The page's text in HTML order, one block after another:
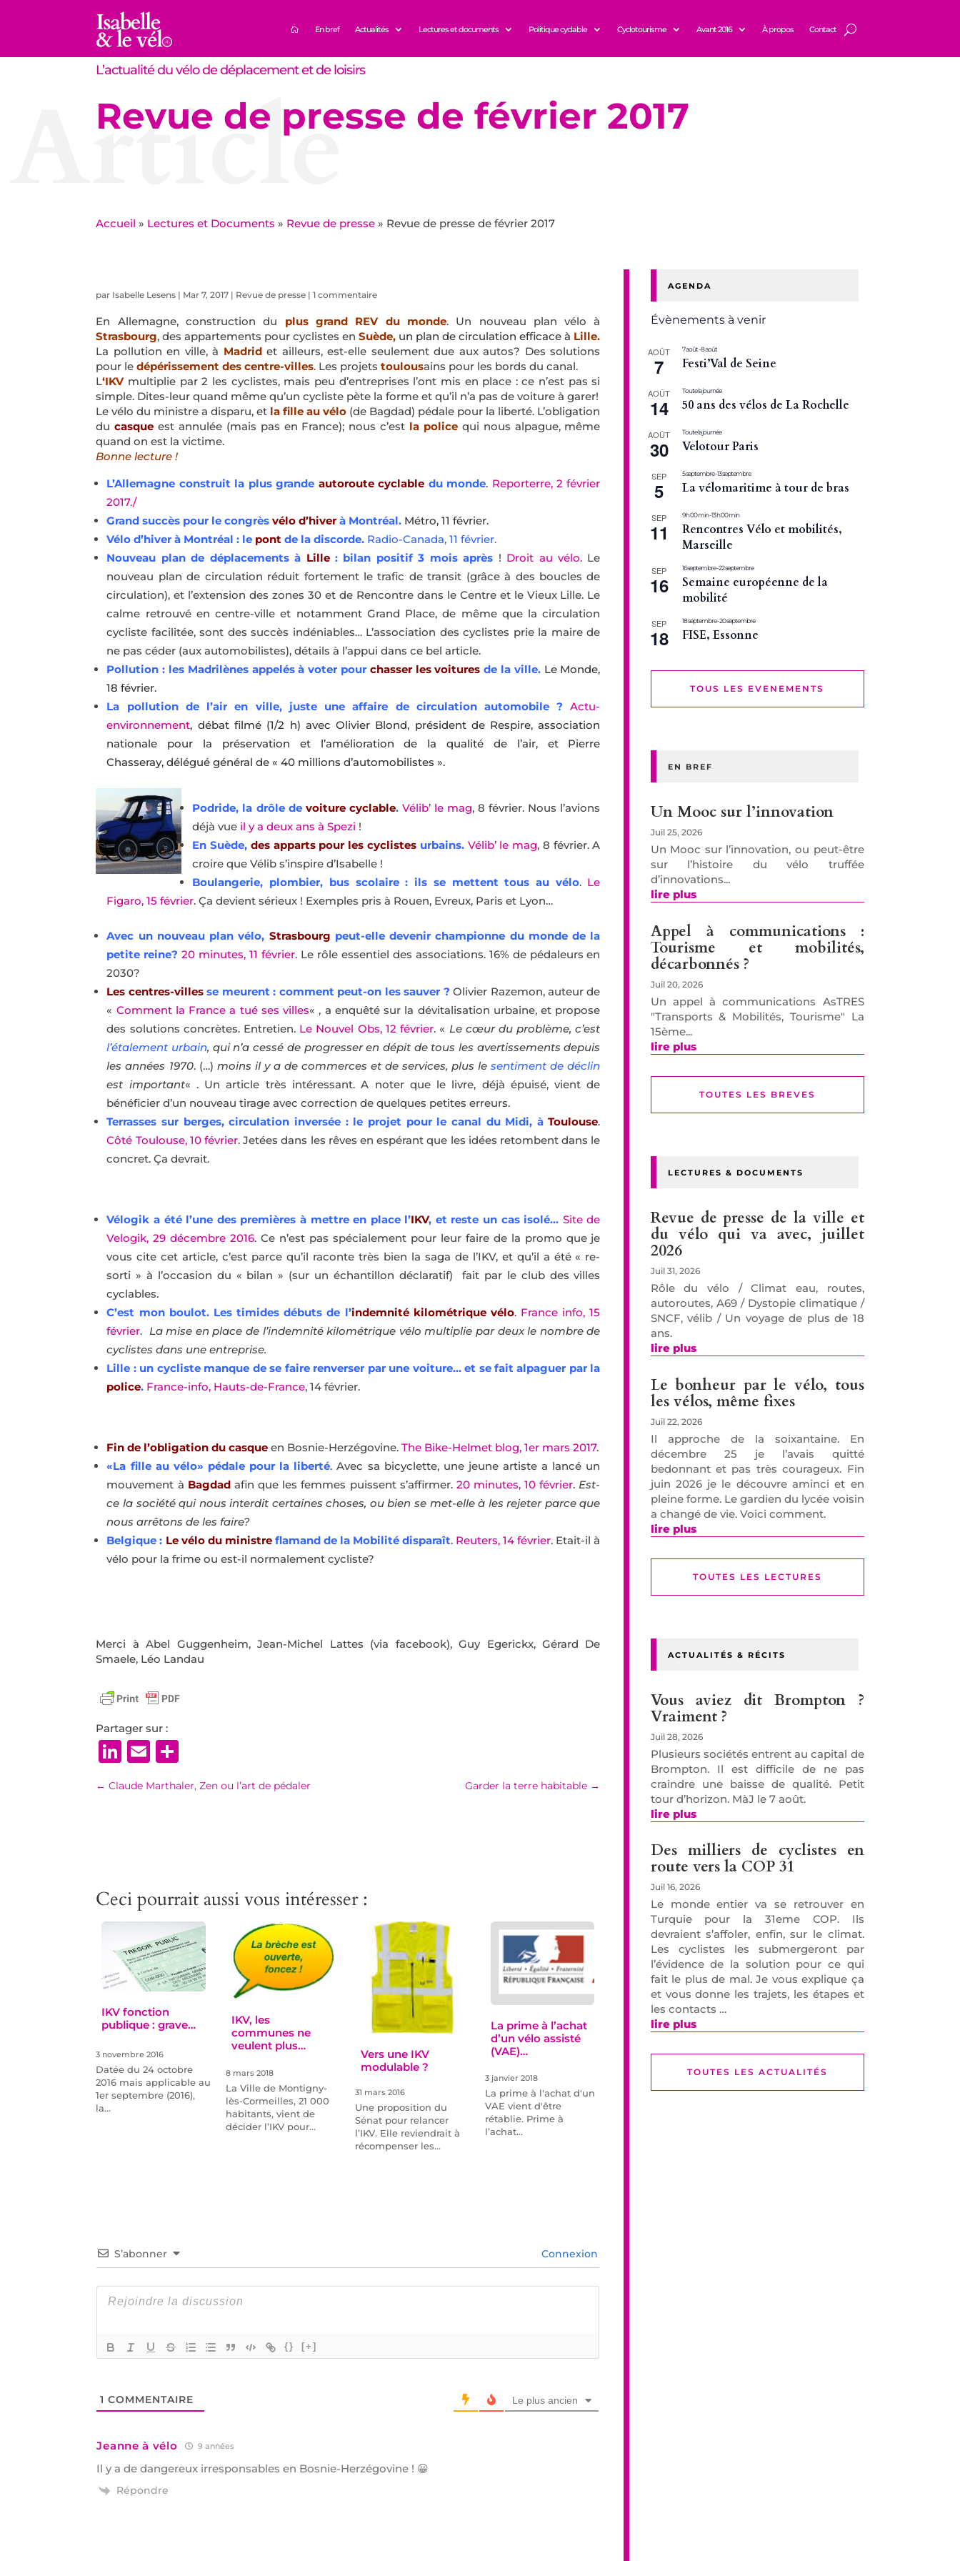
En bref Actualités Lectures et documents Politique cyclable Cyclotourisme Avant 2016 À propos Contact
L’actualité du vélo de déplacement et de loisirs
Revue de presse de février 2017
Article
Accueil » Lectures et Documents » Revue de presse » Revue de presse de février 2017
par Isabelle Lesens | Mar 7, 2017 | Revue de presse |1 commentaire
En Allemagne, construction du plus grand REV du monde. Un nouveau plan vélo à
Strasbourg, des appartements pour cyclistes enSuède, un plan de circulation efficace à Lille.
La pollution en ville, à Madridet ailleurs, est-elle seulement due aux autos? Des solutions
pour ledépérissement des centre-villes. Les projetstoulousains pour les bords du canal.
L‘IKVmultiplie par 2 les cyclistes, mais peu d’entreprises l’ont mis en place : ce n’est pas si
simple. Dites-leur quand même qu’un cycliste pète la forme et qu’il n’a pas de voiture à garer!
Le vélo du ministre a disparu, et la fille au vélo (de Bagdad) pédale pour la liberté. L’obligation
du casque est annulée (mais pas en France); nous c’est la policequi nous alpague, même
quand on est la victime.
Bonne lecture !
L’Allemagne construit la plus grande autoroute cyclable du monde. Reporterre, 2 février
2017./
Grand succès pour le congrèsvélo d’hiverà Montréal. Métro, 11 février.
Vélo d’hiver à Montréal : le pont de la discorde. Radio-Canada, 11 février.
Nouveau plan de déplacements à Lille: bilan positif 3 mois après ! Droit au vélo. Le
nouveau plan de circulation réduit fortement le trafic de transit (grâce à des boucles de
circulation), et l’extension des zones 30 et de Rencontre dans le Centre et le Vieux Lille. Le
calme retrouvé en centre-ville et notamment Grand Place, de même que la circulation
cycliste facilitée, sont des succès indéniables… L’association des cyclistes prie la maire de
ne pas céder (aux automobilistes), détails à l’appui dans ce bel article.
Pollution : les Madrilènes appelés à voter pour chasser les voitures de la ville. Le Monde,
18 février.
La pollution de l’air en ville, juste une affaire de circulation automobile ?Actu-
environnement, débat filmé (1/2 h) avec Olivier Blond, président de Respire, association
nationale pour la préservation et l’amélioration de la qualité de l’air, et Pierre
Chasseray, délégué général de « 40 millions d’automobilistes ».
Podride, la drôle de voiture cyclable. Vélib’ le mag, 8 février. Nous l’avions
déjà vue il y a deux ans à Spezi !
En Suède, des apparts pour les cyclistes urbains. Vélib’ le mag, 8 février. A
croire que Vélib s’inspire d’Isabelle !
Boulangerie, plombier, bus scolaire : ils se mettent tous au vélo. Le
Figaro, 15 février. Ça devient sérieux ! Exemples pris à Rouen, Evreux, Paris et Lyon…
Avec un nouveau plan vélo, Strasbourg peut-elle devenir championne du monde de la
petite reine? 20 minutes, 11 février. Le rôle essentiel des associations. 16% de pédaleurs en
2030?
Les centres-villesse meurent : comment peut-on les sauver ? Olivier Razemon, auteur de
« Comment la France a tué ses villes« , a enquêté sur la dévitalisation urbaine, et propose
des solutions concrètes. Entretien. Le Nouvel Obs, 12 février. « Le cœur du problème, c’est
l’étalement urbain, qui n’a cessé de progresser en dépit de tous les avertissements depuis
les années 1970. (…) moins il y a de commerces et de services, plus lesentiment de déclin
est important« . Un article très intéressant. A noter que le livre, déjà épuisé, vient de
bénéficier d’un nouveau tirage avec correction de quelques petites erreurs.
Terrasses sur berges, circulation inversée : le projet pour le canal du Midi, àToulouse.
Côté Toulouse, 10 février. Jetées dans les rêves en espérant que les idées retombent dans le
concret. Ça devrait.
Vélogik a été l’une des premières à mettre en place l’IKV, et reste un cas isolé… Site de
Velogik, 29 décembre 2016. Ce n’est pas spécialement pour leur faire de la promo que je
vous cite cet article, c’est parce qu’il raconte très bien la saga de l’IKV, et qu’il a été « re-
sorti » à l’occasion du « bilan » (sur un échantillon déclaratif) fait par le club des villes
cyclables.
C’est mon boulot. Les timides débuts de l’indemnité kilométrique vélo. France info, 15
février. La mise en place de l’indemnité kilométrique vélo multiplie par deux le nombre de
cyclistes dans une entreprise.
Lille : un cycliste manque de se faire renverser par une voiture… et se fait alpaguer par la
police. France-info, Hauts-de-France, 14 février.
Fin de l’obligation du casque en Bosnie-Herzégovine.The Bike-Helmet blog, 1er mars 2017.
«La fille au vélo» pédale pour la liberté. Avec sa bicyclette, une jeune artiste a lancé un
mouvement à Bagdadafin que les femmes puissent s’affirmer. 20 minutes, 10 février. Est-
ce la société qui nous interdit certaines choses, ou bien se met-elle à les rejeter parce que
nous arrêtons de les faire?
Belgique : Le vélo du ministreflamand de la Mobilité disparaît. Reuters, 14 février. Etait-il à
vélo pour la frime ou est-il normalement cycliste?
Merci à Abel Guggenheim, Jean-Michel Lattes (via facebook), Guy Egerickx, Gérard De
Smaele, Léo Landau
Partager sur :
LinkedIn
Email
←Claude Marthaler, Zen ou l’art de pédaler Garder la terre habitable →
Ceci pourrait aussi vous intéresser :
IKV fonction
publique : grave…
3 novembre 2016
Datée du 24 octobre
2016 mais applicable au
1er septembre (2016),
la…
IKV, les
communes ne
veulent plus
8 mars 2018
La Ville de Montigny-
lès-Cormeilles, 21 000
habitants, vient de
décider l’IKV pour…
Vers une IKV
modulable ?
31 mars 2016
Une proposition du
Sénat pour relancer
l’IKV. Elle reviendrait à
récompenser les…
La prime à l’achat
d’un vélo assisté
(VAE)…
3 janvier 2018
La prime à l'achat d'un
VAE vient d'être
rétablie. Prime à
l’achat…
S’abonner Connexion
{} [+]
1 COMMENTAIRE Le plus ancien
Jeanne à vélo 9 années
Il y a de dangereux irresponsables en Bosnie-Herzégovine ! 😀
Répondre
AGENDA
Évènements à venir
AOÛT
7
7 août-8 août
Festi’Val de Seine
AOÛT
14
Toute la journée
50 ans des vélos de La Rochelle
AOÛT
30
Toute la journée
Velotour Paris
SEP
5
5 septembre-13 septembre
La vélomaritime à tour de bras
SEP
11
9 h 00 min-13 h 00 min
Rencontres Vélo et mobilités,
Marseille
SEP
16
16 septembre-22 septembre
Semaine européenne de la
mobilité
SEP
18
18 septembre-20 septembre
FISE, Essonne
TOUS LES EVENEMENTS
EN BREF
Un Mooc sur l’innovation
Juil 25, 2026
Un Mooc sur l’innovation, ou peut-être
sur l’histoire du vélo truffée
d’innovations...
lire plus
Appel à communications :
Tourisme et mobilités,
décarbonnés ?
Juil 20, 2026
Un appel à communications AsTRES
"Transports & Mobilités, Tourisme" La
15ème...
lire plus
TOUTES LES BREVES
LECTURES & DOCUMENTS
Revue de presse de la ville et
du vélo qui va avec, juillet
2026
Juil 31, 2026
Rôle du vélo / Climat eau, routes,
autoroutes, A69 / Dystopie climatique /
SNCF, vélib / Un voyage de plus de 18
ans.
lire plus
Le bonheur par le vélo, tous
les vélos, même fixes
Juil 22, 2026
Il approche de la soixantaine. En
décembre 25 je l’avais quitté
bedonnant et pas très courageux. Fin
juin 2026 je le découvre aminci et en
pleine forme. Le gardien du lycée voisin
a changé de vie. Voici comment.
lire plus
TOUTES LES LECTURES
ACTUALITÉS & RÉCITS
Vous aviez dit Brompton ?
Vraiment ?
Juil 28, 2026
Plusieurs sociétés entrent au capital de
Brompton. Il est difficile de ne pas
craindre une baisse de qualité. Petit
tour d’horizon. MàJ le 7 août.
lire plus
Des milliers de cyclistes en
route vers la COP 31
Juil 16, 2026
Le monde entier va se retrouver en
Turquie pour la 31eme COP. Ils
devraient s’affoler, enfin, sur le climat.
Les cyclistes les submergeront par
l’évidence de la solution pour ce qui
fait le plus de mal. Je vous explique ça
et vous donne les trajets, les étapes et
les contacts …
lire plus
TOUTES LES ACTUALITÉS